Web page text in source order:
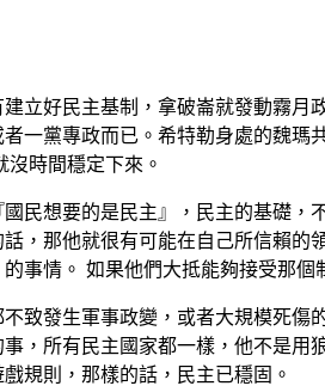
好民主基制，拿破崙就發動霧月
一黨專政而已。希特勒身處的魏
時間穩定下來。
想要的是民主』，民主的基礎，
，那他就很有可能在自己所信賴
事情。 如果他們大抵能夠接受那
發生軍事政變，或者大規模死傷
，所有民主國家都一樣，他不是
規則，那樣的話，民主已穩固。